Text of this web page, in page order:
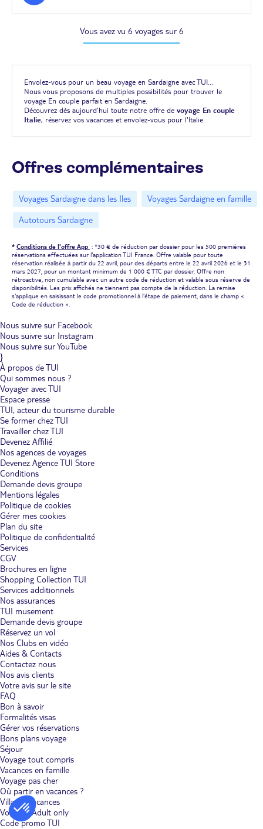
Vous avez vu 6 voyages sur 6
Envolez-vous pour un beau voyage en Sardaigne avec TUI...
Nous vous proposons de multiples possibilités pour trouver le
voyage En couple parfait en Sardaigne.
Découvrez dès aujourd’hui toute notre offre de voyage En couple
Italie, réservez vos vacances et envolez-vous pour l'Italie.
Offres complémentaires
Voyages Sardaigne dans les Iles
Voyages Sardaigne en famille
Autotours Sardaigne
* Conditions de l'offre App : *30 € de réduction par dossier pour les 500 premières
réservations effectuées sur l'application TUI France. Offre valable pour toute
réservation réalisée à partir du 22 avril, pour des départs entre le 22 avril 2026 et le 31
mars 2027, pour un montant minimum de 1 000 € TTC par dossier. Offre non
rétroactive, non cumulable avec un autre code de réduction et valable sous réserve de
disponibilités. Les prix affichés ne tiennent pas compte de la réduction. La remise
s'applique en saisissant le code promotionnel à l'étape de paiement, dans le champ «
Code de réduction ».
Nous suivre sur Facebook
Nous suivre sur Instagram
Nous suivre sur YouTube
}
À propos de TUI
Qui sommes nous ?
Voyager avec TUI
Espace presse
TUI, acteur du tourisme durable
Se former chez TUI
Travailler chez TUI
Devenez Affilié
Nos agences de voyages
Devenez Agence TUI Store
Conditions
Demande devis groupe
Mentions légales
Politique de cookies
Gérer mes cookies
Plan du site
Politique de confidentialité
Services
CGV
Brochures en ligne
Shopping Collection TUI
Services additionnels
Nos assurances
TUI musement
Demande devis groupe
Réservez un vol
Nos Clubs en vidéo
Aides & Contacts
Contactez nous
Nos avis clients
Votre avis sur le site
FAQ
Bon à savoir
Formalités visas
Gérer vos réservations
Bons plans voyage
Séjour
Voyage tout compris
Vacances en famille
Voyage pas cher
Où partir en vacances ?
Villages vacances
Voyages Adult only
Code promo TUI